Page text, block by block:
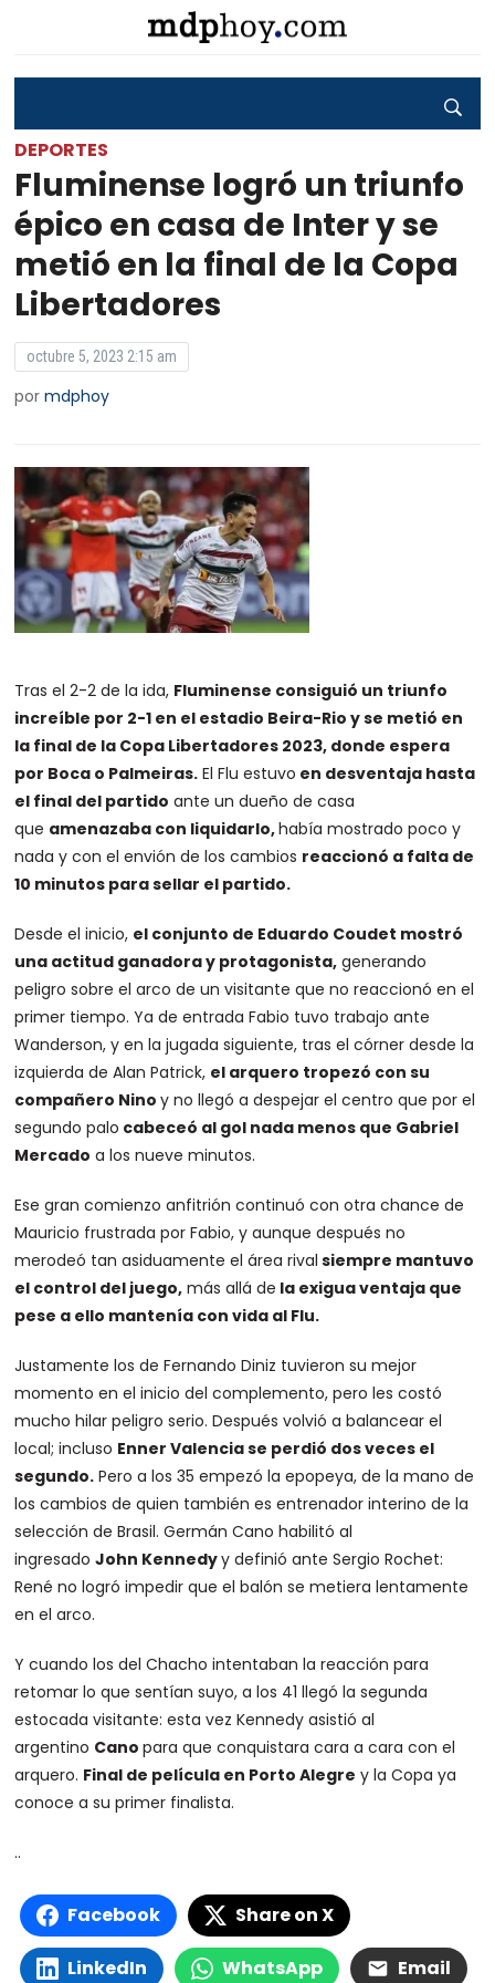
DEPORTES
Fluminense logró un triunfo
épico en casa de Inter y se
metió en la final de la Copa
Libertadores
octubre 5, 2023 2:15 am
pormdphoy
Tras el 2-2 de la ida, Fluminense consiguió un triunfo
increíble por 2-1 en el estadio Beira-Rio y se metió en
la final de la Copa Libertadores 2023, donde espera
por Boca o Palmeiras. El Flu estuvo en desventaja hasta
el final del partido ante un dueño de casa
que amenazaba con liquidarlo,había mostrado poco y
nada y con el envión de los cambios reaccionó a falta de
10 minutos para sellar el partido.
Desde el inicio, el conjunto de Eduardo Coudet mostró
una actitud ganadora y protagonista, generando
peligro sobre el arco de un visitante que no reaccionó en el
primer tiempo. Ya de entrada Fabio tuvo trabajo ante
Wanderson, y en la jugada siguiente, tras el córner desde la
izquierda de Alan Patrick, el arquero tropezó con su
compañero Ninoy no llegó a despejar el centro que por el
segundo palo cabeceó al gol nada menos que Gabriel
Mercado a los nueve minutos.
Ese gran comienzo anfitrión continuó con otra chance de
Mauricio frustrada por Fabio, y aunque después no
merodeó tan asiduamente el área rival siempre mantuvo
el control del juego, más allá de la exigua ventaja que
pese a ello mantenía con vida al Flu.
Justamente los de Fernando Diniz tuvieron su mejor
momento en el inicio del complemento, pero les costó
mucho hilar peligro serio. Después volvió a balancear el
local; incluso Enner Valencia se perdió dos veces el
segundo. Pero a los 35 empezó la epopeya, de la mano de
los cambios de quien también es entrenador interino de la
selección de Brasil. Germán Cano habilitó al
ingresadoJohn Kennedyy definió ante Sergio Rochet:
René no logró impedir que el balón se metiera lentamente
en el arco.
Y cuando los del Chacho intentaban la reacción para
retomar lo que sentían suyo, a los 41 llegó la segunda
estocada visitante: esta vez Kennedy asistió al
argentino Canopara que conquistara cara a cara con el
arquero. Final de película en Porto Alegre y la Copa ya
conoce a su primer finalista.
..
Facebook Share on X
LinkedIn WhatsApp Email